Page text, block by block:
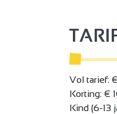
Vol tarief:
Korting: €
Kind (6-13